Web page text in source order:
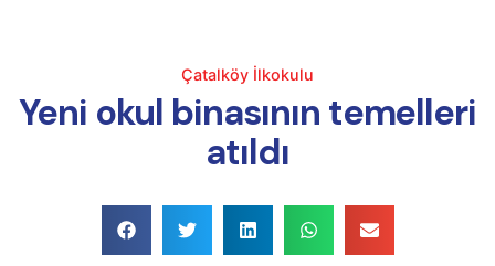
Çatalköy İlkokulu
Yeni okul binasının temelleri
atıldı